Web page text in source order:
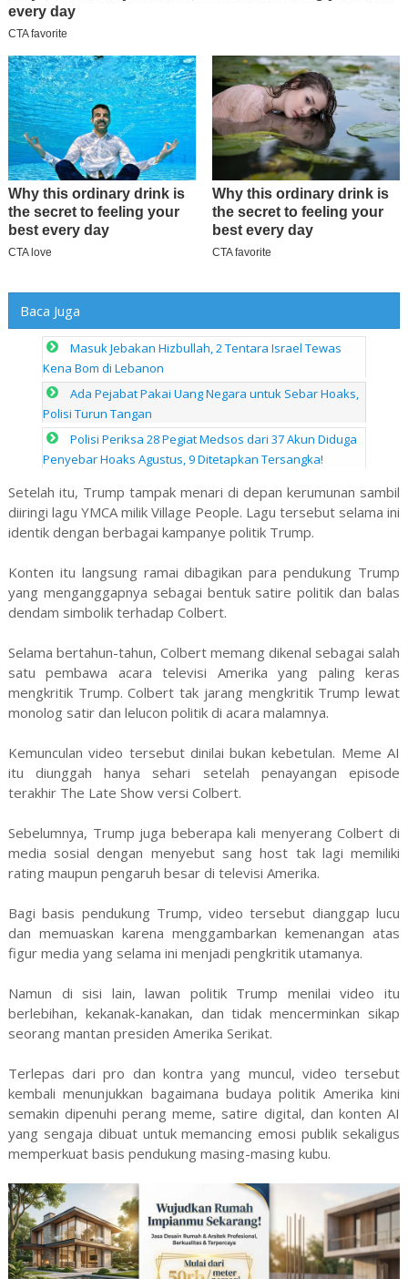
Baca Juga
Masuk Jebakan Hizbullah, 2 Tentara Israel Tewas
Kena Bom di Lebanon
Ada Pejabat Pakai Uang Negara untuk Sebar Hoaks,
Polisi Turun Tangan
Polisi Periksa 28 Pegiat Medsos dari 37 Akun Diduga
Penyebar Hoaks Agustus, 9 Ditetapkan Tersangka!
Setelah itu, Trump tampak menari di depan kerumunan sambil
diiringi lagu YMCA milik Village People. Lagu tersebut selama ini
identik dengan berbagai kampanye politik Trump.
Konten itu langsung ramai dibagikan para pendukung Trump
yang menganggapnya sebagai bentuk satire politik dan balas
dendam simbolik terhadap Colbert.
Selama bertahun-tahun, Colbert memang dikenal sebagai salah
satu pembawa acara televisi Amerika yang paling keras
mengkritik Trump. Colbert tak jarang mengkritik Trump lewat
monolog satir dan lelucon politik di acara malamnya.
Kemunculan video tersebut dinilai bukan kebetulan. Meme AI
itu diunggah hanya sehari setelah penayangan episode
terakhir The Late Show versi Colbert.
Sebelumnya, Trump juga beberapa kali menyerang Colbert di
media sosial dengan menyebut sang host tak lagi memiliki
rating maupun pengaruh besar di televisi Amerika.
Bagi basis pendukung Trump, video tersebut dianggap lucu
dan memuaskan karena menggambarkan kemenangan atas
figur media yang selama ini menjadi pengkritik utamanya.
Namun di sisi lain, lawan politik Trump menilai video itu
berlebihan, kekanak-kanakan, dan tidak mencerminkan sikap
seorang mantan presiden Amerika Serikat.
Terlepas dari pro dan kontra yang muncul, video tersebut
kembali menunjukkan bagaimana budaya politik Amerika kini
semakin dipenuhi perang meme, satire digital, dan konten AI
yang sengaja dibuat untuk memancing emosi publik sekaligus
memperkuat basis pendukung masing-masing kubu.